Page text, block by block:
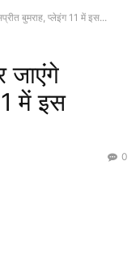
बुमराह, प्लेइंग 11 में इस...
जाएंगे
में इस
0